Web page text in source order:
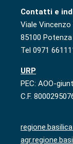
Contatti e
Viale
85100 Potenza
Tel 0971
URP
PEC: AOO-
C.F.